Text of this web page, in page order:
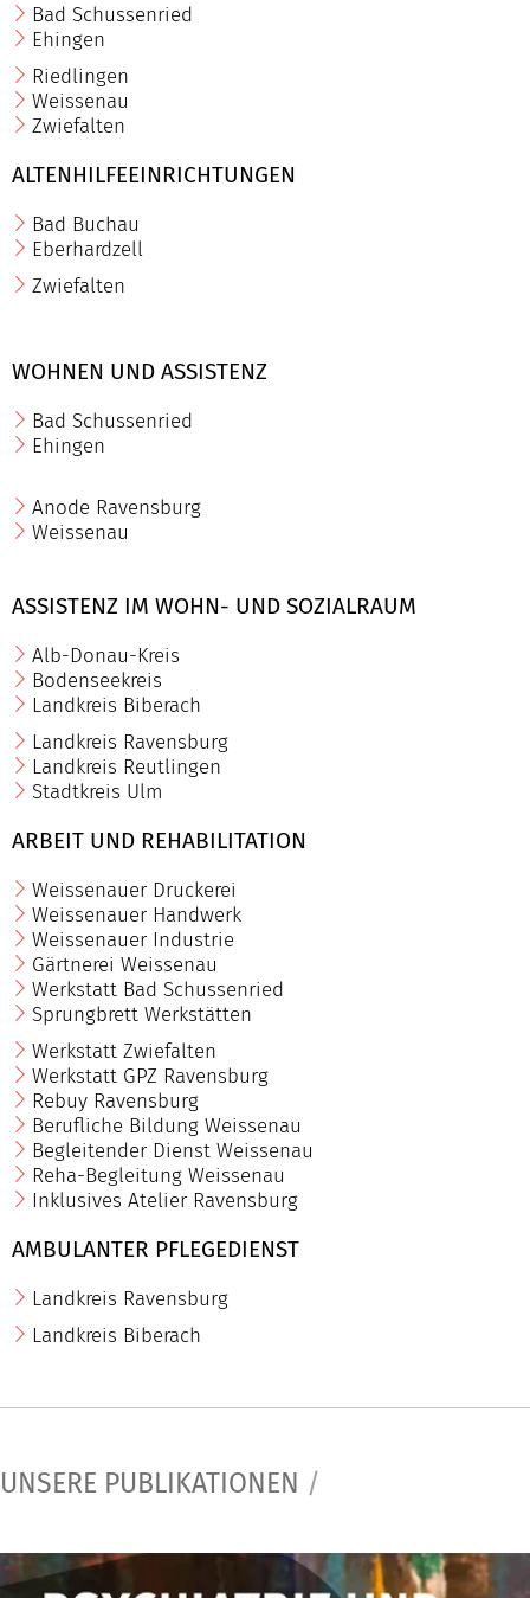
Bad Schussenried
Ehingen
Riedlingen
Weissenau
Zwiefalten
ALTENHILFEEINRICHTUNGEN
Bad Buchau
Eberhardzell
Zwiefalten
WOHNEN UND ASSISTENZ
Bad Schussenried
Ehingen
Anode Ravensburg
Weissenau
ASSISTENZ IM WOHN- UND SOZIALRAUM
Alb-Donau-Kreis
Bodenseekreis
Landkreis Biberach
Landkreis Ravensburg
Landkreis Reutlingen
Stadtkreis Ulm
ARBEIT UND REHABILITATION
Weissenauer Druckerei
Weissenauer Handwerk
Weissenauer Industrie
Gärtnerei Weissenau
Werkstatt Bad Schussenried
Sprungbrett Werkstätten
Werkstatt Zwiefalten
Werkstatt GPZ Ravensburg
Rebuy Ravensburg
Berufliche Bildung Weissenau
Begleitender Dienst Weissenau
Reha-Begleitung Weissenau
Inklusives Atelier Ravensburg
AMBULANTER PFLEGEDIENST
Landkreis Ravensburg
Landkreis Biberach
UNSERE PUBLIKATIONEN /